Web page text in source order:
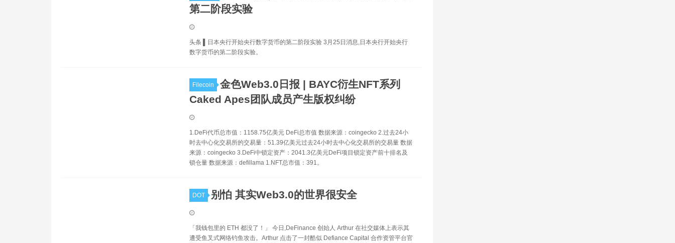
第二阶段实验
头条 ▌日本央行开始央行数字货币的第二阶段实验 3月25日消息,日本央行开始央行
数字货币的第二阶段实验。
Filecoin
金色Web3.0日报 | BAYC衍生NFT系列
Caked Apes团队成员产生版权纠纷
1.DeFi代币总市值：1158.75亿美元 DeFi总市值 数据来源：coingecko 2.过去24小
时去中心化交易所的交易量：51.39亿美元过去24小时去中心化交易所的交易量 数据
来源：coingecko 3.DeFi中锁定资产：2041.3亿美元DeFi项目锁定资产前十排名及
锁仓量 数据来源：defillama 1.NFT总市值：391。
DOT 别怕 其实Web3.0的世界很安全
「我钱包里的 ETH 都没了！」 今日,DeFinance 创始人 Arthur 在社交媒体上表示其
遭受鱼叉式网络钓鱼攻击。Arthur 点击了一封酷似 Defiance Capital 合作资管平台官